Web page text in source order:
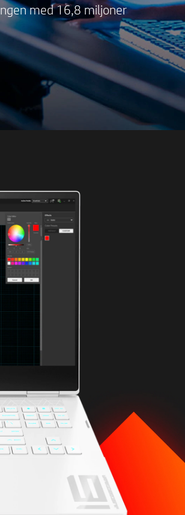
med 16,8 miljoner